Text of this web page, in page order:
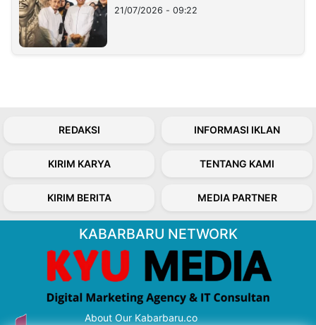
21/07/2026 - 09:22
REDAKSI INFORMASI IKLAN
KIRIM KARYA TENTANG KAMI
KIRIM BERITA MEDIA PARTNER
KABARBARU NETWORK
About Our Kabarbaru.co